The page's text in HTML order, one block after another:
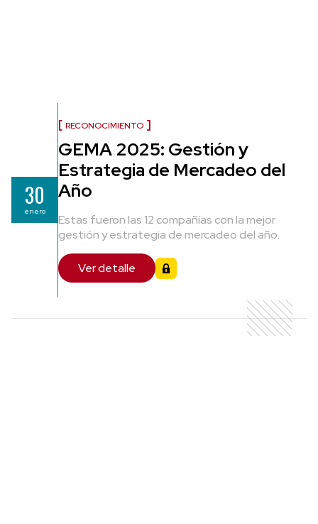
30
enero
RECONOCIMIENTO
GEMA 2025: Gestión y
Estrategia de Mercadeo del
Año
Estas fueron las 12 compañías con la mejor
gestión y estrategia de mercadeo del año.
Ver detalle